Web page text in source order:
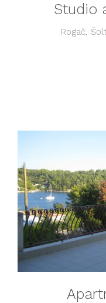
Studio
Rogač,